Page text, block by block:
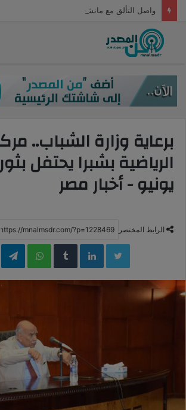
برعاية وزارة الشباب..
يونيو - أخبار مصر
الرابط المختصر
LinkedIn